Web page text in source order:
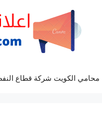
محامي الكويت شركة قطاع